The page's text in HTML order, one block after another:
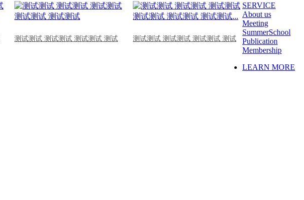
测试测试 测试测试 测试测试 测试 测试测试 测试测试 测试测试 测试
SERVICE
About us
Meeting
SummerSchool
Publication
Membership
LEARN MORE